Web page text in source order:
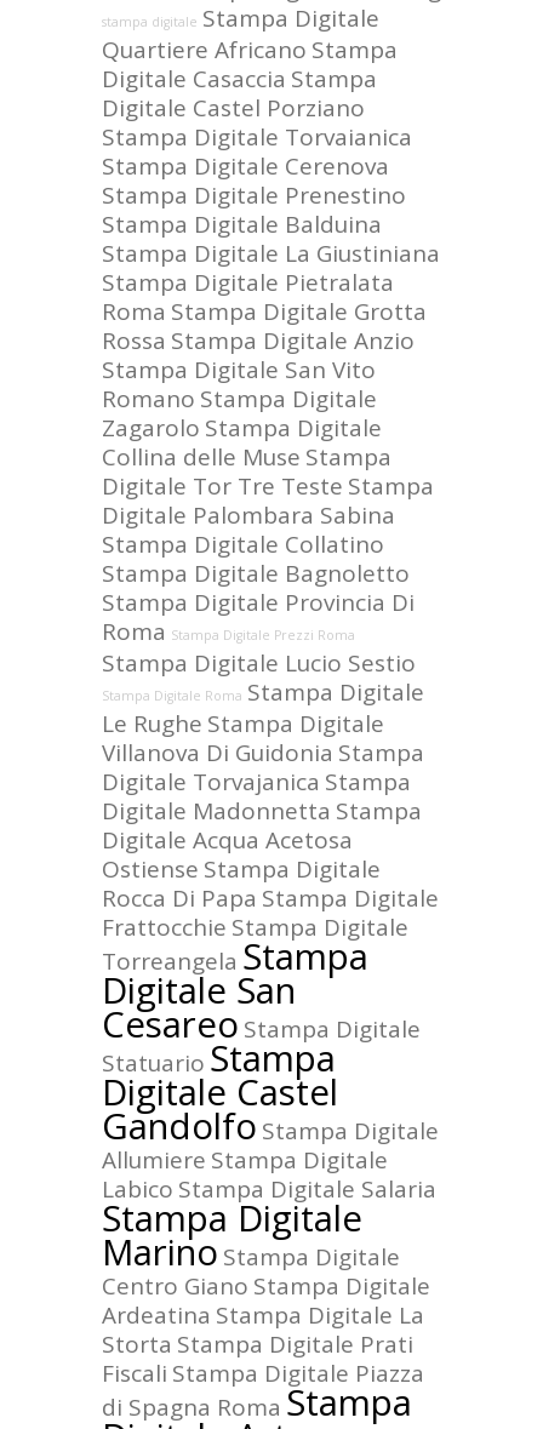
stampa digitale Stampa Digitale
Quartiere Africano Stampa
Digitale Casaccia Stampa
Digitale Castel Porziano
Stampa Digitale Torvaianica
Stampa Digitale Cerenova
Stampa Digitale Prenestino
Stampa Digitale Balduina
Stampa Digitale La Giustiniana
Stampa Digitale Pietralata
Roma Stampa Digitale Grotta
Rossa Stampa Digitale Anzio
Stampa Digitale San Vito
Romano Stampa Digitale
Zagarolo Stampa Digitale
Collina delle Muse Stampa
Digitale Tor Tre Teste Stampa
Digitale Palombara Sabina
Stampa Digitale Collatino
Stampa Digitale Bagnoletto
Stampa Digitale Provincia Di
Roma Stampa Digitale Prezzi Roma
Stampa Digitale Lucio Sestio
Stampa Digitale Roma Stampa Digitale
Le Rughe Stampa Digitale
Villanova Di Guidonia Stampa
Digitale Torvajanica Stampa
Digitale Madonnetta Stampa
Digitale Acqua Acetosa
Ostiense Stampa Digitale
Rocca Di Papa Stampa Digitale
Frattocchie Stampa Digitale
Torreangela Stampa
Digitale San
Cesareo Stampa Digitale
Statuario Stampa
Digitale Castel
Gandolfo Stampa Digitale
Allumiere Stampa Digitale
Labico Stampa Digitale Salaria
Stampa Digitale
Marino Stampa Digitale
Centro Giano Stampa Digitale
Ardeatina Stampa Digitale La
Storta Stampa Digitale Prati
Fiscali Stampa Digitale Piazza
di Spagna Roma Stampa